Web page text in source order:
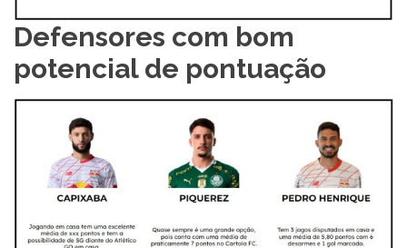
Defensores com bom
potencial de pontuação